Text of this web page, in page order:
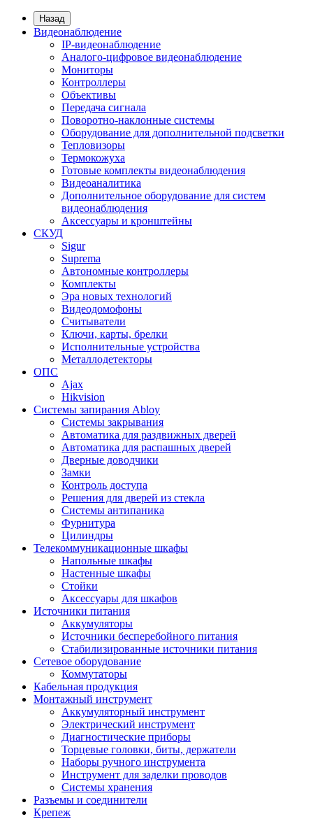
Назад
Видеонаблюдение
IP-видеонаблюдение
Аналого-цифровое видеонаблюдение
Мониторы
Контроллеры
Объективы
Передача сигнала
Поворотно-наклонные системы
Оборудование для дополнительной подсветки
Тепловизоры
Термокожуха
Готовые комплекты видеонаблюдения
Видеоаналитика
Дополнительное оборудование для систем
видеонаблюдения
Аксессуары и кронштейны
СКУД
Sigur
Suprema
Автономные контроллеры
Комплекты
Эра новых технологий
Видеодомофоны
Считыватели
Ключи, карты, брелки
Исполнительные устройства
Металлодетекторы
ОПС
Ajax
Hikvision
Системы запирания Abloy
Cистемы закрывания
Автоматика для раздвижных дверей
Автоматика для распашных дверей
Дверные доводчики
Замки
Контроль доступа
Решения для дверей из стекла
Системы антипаника
Фурнитура
Цилиндры
Телекоммуникационные шкафы
Напольные шкафы
Настенные шкафы
Стойки
Аксессуары для шкафов
Источники питания
Аккумуляторы
Источники бесперебойного питания
Стабилизированные источники питания
Сетевое оборудование
Коммутаторы
Кабельная продукция
Монтажный инструмент
Аккумуляторный инструмент
Электрический инструмент
Диагностические приборы
Торцевые головки, биты, держатели
Наборы ручного инструмента
Инструмент для заделки проводов
Системы хранения
Разъемы и соединители
Крепеж